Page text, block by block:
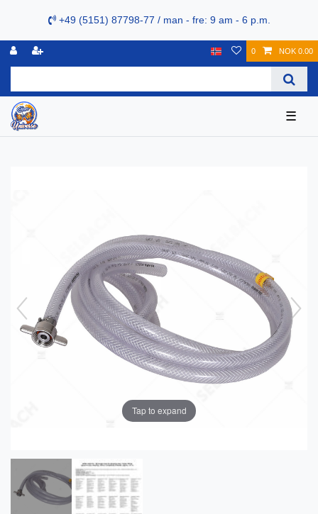
+49 (5151) 87798-77 / man - fre: 9 am - 6 p.m.
0 NOK 0.00
☰
Tap to expand